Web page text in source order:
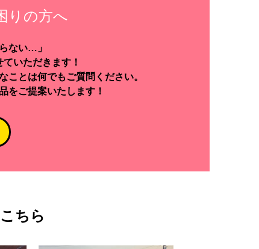
りの方へ
ない…」
いただきます！
ことは何でもご質問ください。
をご提案いたします！
ちら